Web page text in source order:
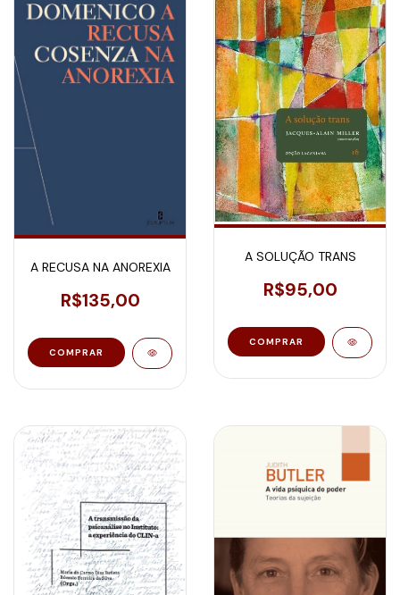
A RECUSA NA ANOREXIA
R$135,00
A SOLUÇÃO TRANS
R$95,00